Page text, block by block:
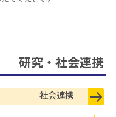
研究・社会連携
社会連携